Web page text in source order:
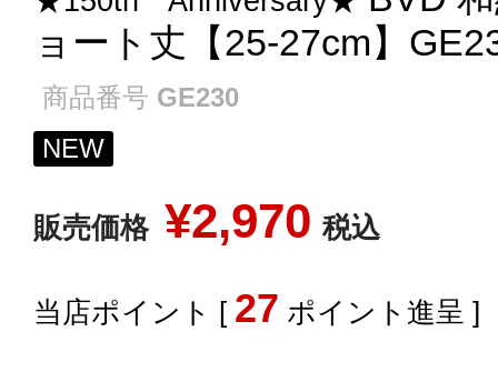
ョート丈【25-27cm】
商品番号 GE230
NEW
販売価格 ¥2,970 税込
[ 27 ポイント進呈 ]